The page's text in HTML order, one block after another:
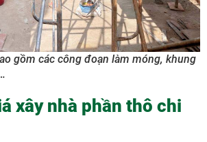
gồm các công đoạn làm móng, khung
xây nhà phần thô chi